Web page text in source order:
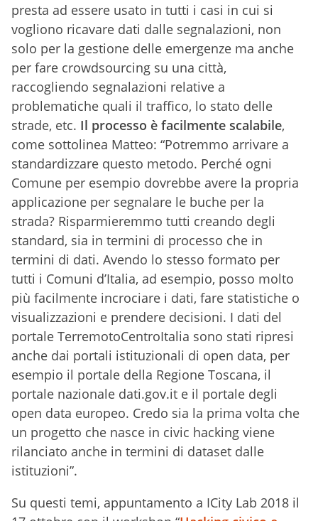
presta ad essere usato in tutti i casi in cui si
vogliono ricavare dati dalle segnalazioni, non
solo per la gestione delle emergenze ma anche
per fare crowdsourcing su una città,
raccogliendo segnalazioni relative a
problematiche quali il traffico, lo stato delle
strade, etc. Il processo è facilmente scalabile,
come sottolinea Matteo: “Potremmo arrivare a
standardizzare questo metodo. Perché ogni
Comune per esempio dovrebbe avere la propria
applicazione per segnalare le buche per la
strada? Risparmieremmo tutti creando degli
standard, sia in termini di processo che in
termini di dati. Avendo lo stesso formato per
tutti i Comuni d’Italia, ad esempio, posso molto
più facilmente incrociare i dati, fare statistiche o
visualizzazioni e prendere decisioni. I dati del
portale TerremotoCentroItalia sono stati ripresi
anche dai portali istituzionali di open data, per
esempio il portale della Regione Toscana, il
portale nazionale dati.gov.it e il portale degli
open data europeo. Credo sia la prima volta che
un progetto che nasce in civic hacking viene
rilanciato anche in termini di dataset dalle
istituzioni”.
Su questi temi, appuntamento a ICity Lab 2018 il